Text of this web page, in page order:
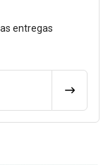
entregas